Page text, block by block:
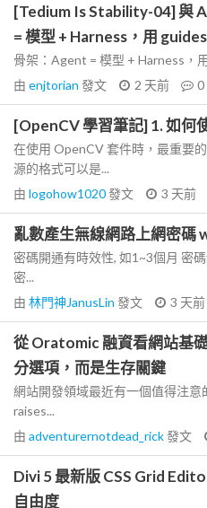
[Tedium Is Stability-04] 與
= 模型 + Harness，用
骨架：Agent = 模型 + Harness，
由 enjtorian 發文 2 天前 0
[OpenCV 學習筆記] 1. 如何
在使用 OpenCV 套件時，最重要
源的格式可以是...
由 logohow1020發文 3 天前
亂數產生無線網路上網密碼
密碼開通有時效性, 如1~3個月 密
密...
由 林門神JanusLin 發文 3 天前
從 Oratomic 融資看網站基
分選項，而是生存關鍵
網站開發領域最近有一個值得注
raises...
由 adventurernotdead_rick發文
Divi 5 最新版 CSS Grid
自由度